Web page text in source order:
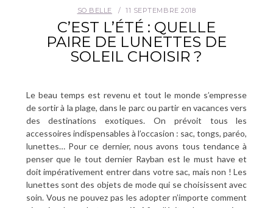
SO BELLE 11 SEPTEMBRE 2018
C’EST L’ÉTÉ : QUELLE
PAIRE DE LUNETTES DE
SOLEIL CHOISIR ?
Le beau temps est revenu et tout le monde s’empresse
de sortir à la plage, dans le parc ou partir en vacances vers
des destinations exotiques. On prévoit tous les
accessoires indispensables à l’occasion : sac, tongs, paréo,
lunettes… Pour ce dernier, nous avons tous tendance à
penser que le tout dernier Rayban est le must have et
doit impérativement entrer dans votre sac, mais non ! Les
lunettes sont des objets de mode qui se choisissent avec
soin. Vous ne pouvez pas les adopter n’importe comment